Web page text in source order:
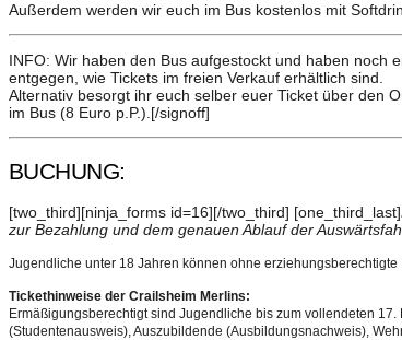
Außerdem werden wir euch im Bus kostenlos mit
INFO: Wir haben den Bus aufgestockt und haben noch
entgegen, wie Tickets im freien Verkauf erhältlich sind.
Alternativ besorgt ihr euch selber euer Ticket über den
im Bus (8 Euro p.P.).[/signoff]
BUCHUNG:
[two_third][ninja_forms id=16][/two_third] [one_third_last]
zur Bezahlung und dem genauen Ablauf der
Jugendliche unter 18 Jahren können ohne
Tickethinweise der Crailsheim Merlins:
Ermäßigungsberechtigt sind Jugendliche bis zum vollendeten
(Studentenausweis), Auszubildende (Ausbildungsnachweis),